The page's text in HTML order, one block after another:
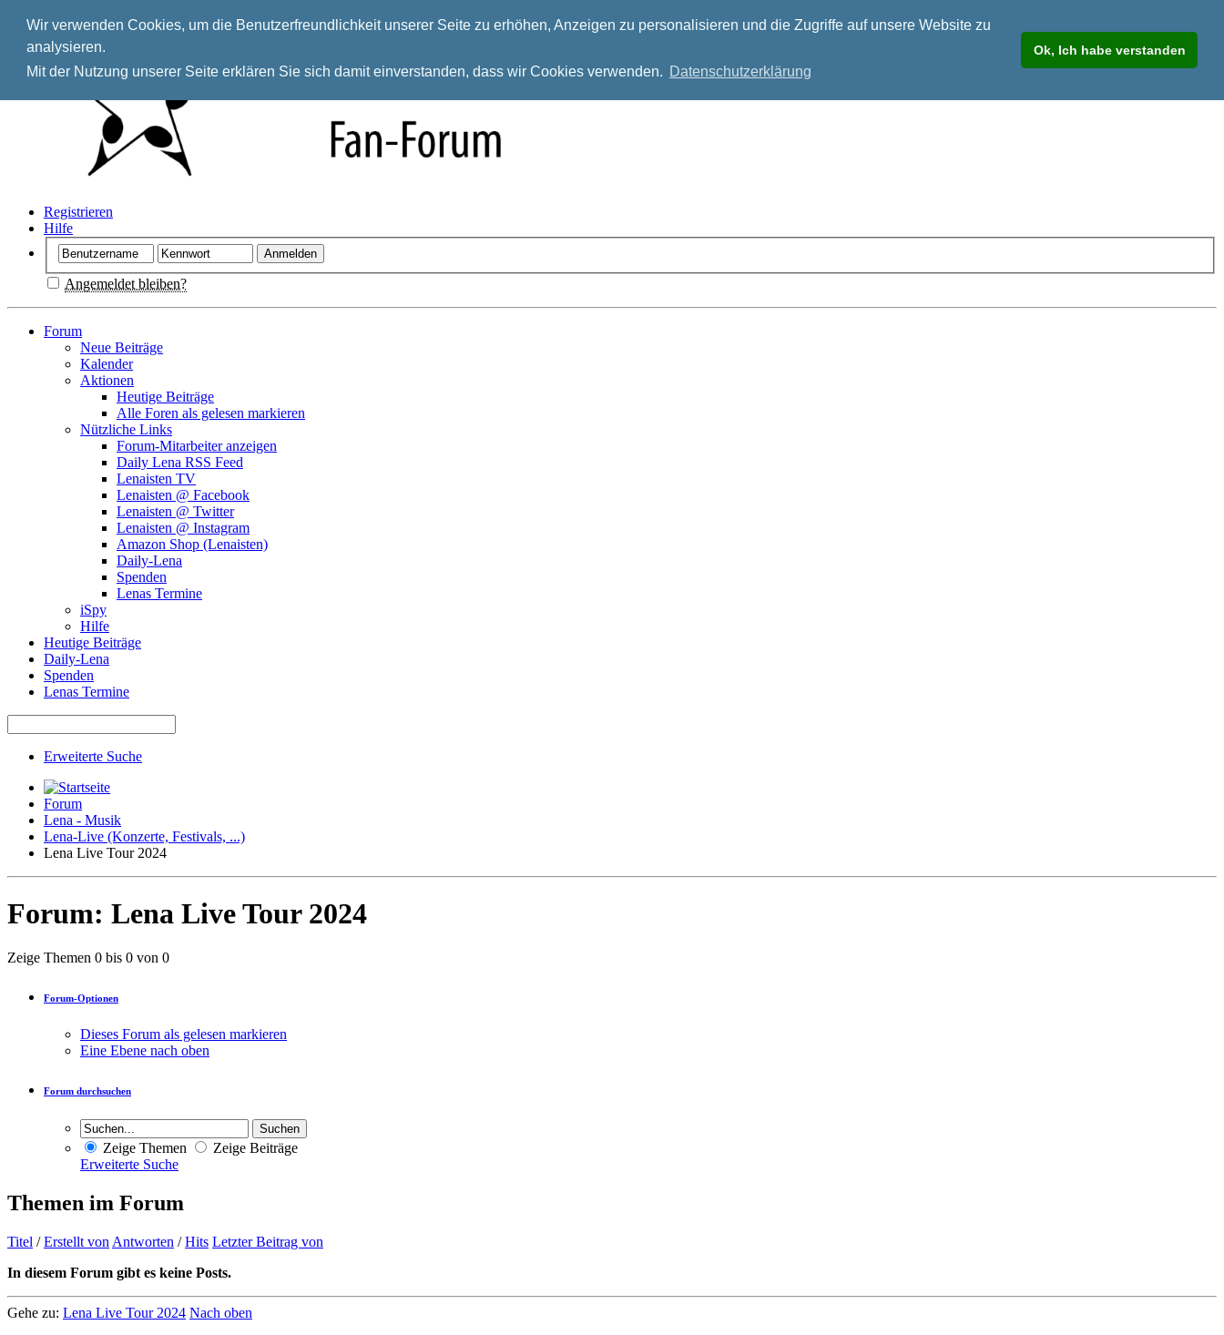
Wir verwenden Cookies, um die Benutzerfreundlichkeit unserer Seite zu erhöhen, Anzeigen zu personalisieren und die Zugriffe auf unsere Website zu
analysieren.
Mit der Nutzung unserer Seite erklären Sie sich damit einverstanden, dass wir Cookies verwenden. Datenschutzerklärung
Ok, Ich habe verstanden
Registrieren
Hilfe
Angemeldet bleiben?
Forum
Neue Beiträge
Kalender
Aktionen
Heutige Beiträge
Alle Foren als gelesen markieren
Nützliche Links
Forum-Mitarbeiter anzeigen
Daily Lena RSS Feed
Lenaisten TV
Lenaisten @ Facebook
Lenaisten @ Twitter
Lenaisten @ Instagram
Amazon Shop (Lenaisten)
Daily-Lena
Spenden
Lenas Termine
iSpy
Hilfe
Heutige Beiträge
Daily-Lena
Spenden
Lenas Termine
Erweiterte Suche
Forum
Lena - Musik
Lena-Live (Konzerte, Festivals, ...)
Lena Live Tour 2024
Forum: Lena Live Tour 2024
Zeige Themen 0 bis 0 von 0
Forum-Optionen
Dieses Forum als gelesen markieren
Eine Ebene nach oben
Forum durchsuchen
Zeige Themen
Zeige Beiträge
Erweiterte Suche
Themen im Forum
Titel /Erstellt von Antworten /Hits Letzter Beitrag von
In diesem Forum gibt es keine Posts.
Gehe zu: Lena Live Tour 2024 Nach oben